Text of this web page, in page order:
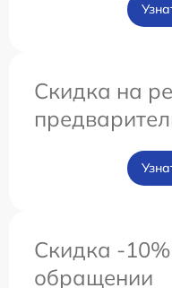
Скидка на
Скидка -
обращении